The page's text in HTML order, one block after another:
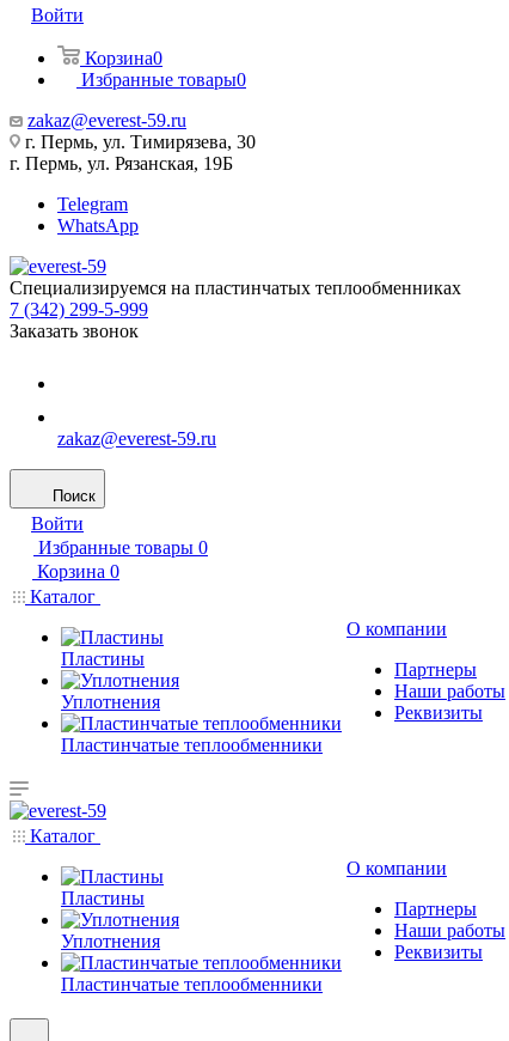
Войти
Корзина0
Избранные товары0
zakaz@everest-59.ru
г. Пермь, ул. Тимирязева, 30
г. Пермь, ул. Рязанская, 19Б
Telegram
WhatsApp
Специализируемся на пластинчатых теплообменниках
7 (342) 299-5-999
Заказать звонок
zakaz@everest-59.ru
Поиск
Войти
Избранные товары 0
Корзина 0
Каталог
Пластины
Уплотнения
Пластинчатые теплообменники
О компании
Партнеры
Наши работы
Реквизиты
Каталог
Пластины
Уплотнения
Пластинчатые теплообменники
О компании
Партнеры
Наши работы
Реквизиты